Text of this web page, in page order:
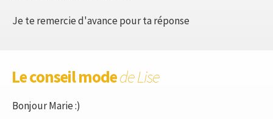
Je te remercie d'avance pour ta réponse
Le conseil modede Lise
Bonjour Marie :)